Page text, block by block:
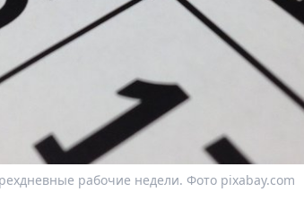
рабочие недели. Фото pixabay.com